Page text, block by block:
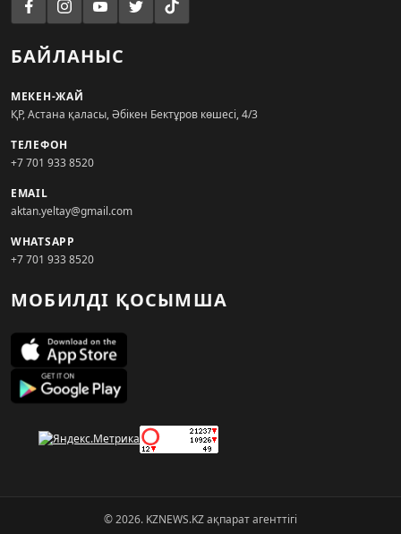
БАЙЛАНЫС
МЕКЕН-ЖАЙ
ҚР, Астана қаласы, Әбікен Бектұров көшесі, 4/3
ТЕЛЕФОН
+7 701 933 8520
EMAIL
aktan.yeltay@gmail.com
WHATSAPP
+7 701 933 8520
МОБИЛДІ ҚОСЫМША
© 2026. KZNEWS.KZ ақпарат агенттігі